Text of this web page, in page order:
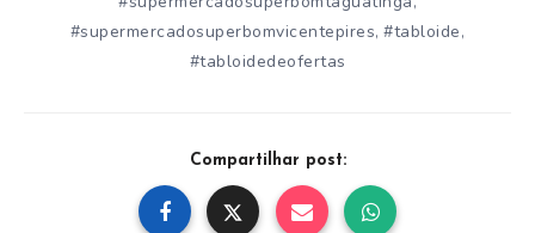
#supermercadosuperbomvicentepires,#tabloide,
#tabloidedeofertas
Compartilhar post: